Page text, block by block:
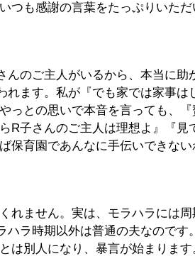
つも感謝の言葉をたっぷりいただ
んのご主人がいるから、本当に助
れます。私が『でも家では家事は
っとの思いで本音を言っても、
R子さんのご主人は理想よ』『見
保育園であんなに手伝いできな
れません。実は、モラハラには周
ハラ時期以外は普通の夫なのです
は別人になり、暴言が始まります